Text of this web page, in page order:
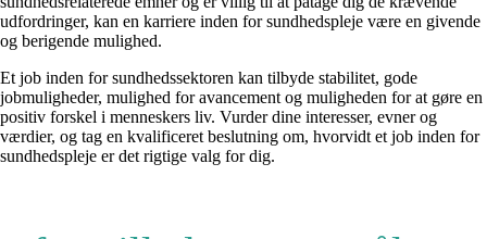
udfordringer, kan en karriere inden for sundhedspleje være en givende
og berigende mulighed.
Et job inden for sundhedssektoren kan tilbyde stabilitet, gode
jobmuligheder, mulighed for avancement og muligheden for at gøre en
positiv forskel i menneskers liv. Vurder dine interesser, evner og
værdier, og tag en kvalificeret beslutning om, hvorvidt et job inden for
sundhedspleje er det rigtige valg for dig.